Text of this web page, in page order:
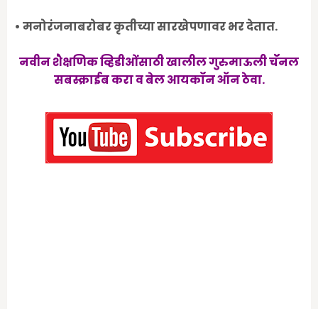
• मनोरंजनाबरोबर कृतीच्या सारखेपणावर भर देतात.
नवीन शैक्षणिक व्हिडीओंंसाठी खालील गुरुमाऊली चॅॅनल
सबस्क्राईब करा व बेल आयकॉन ऑन ठेवा.